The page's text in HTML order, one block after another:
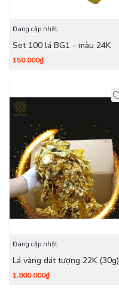
Đang cập nhật
Set 100 lá BG1 - màu 24K
150.000₫
Đang cập nhật
Lá vàng dát tượng 22K (30g)
1.800.000₫